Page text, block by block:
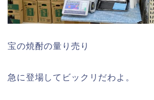
宝の焼酎の量り売り
急に登場してビックリだわよ。